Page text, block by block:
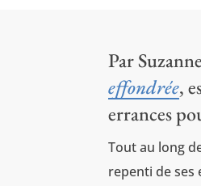
Par
effondrée,
errances
Tout au long
repenti de ses